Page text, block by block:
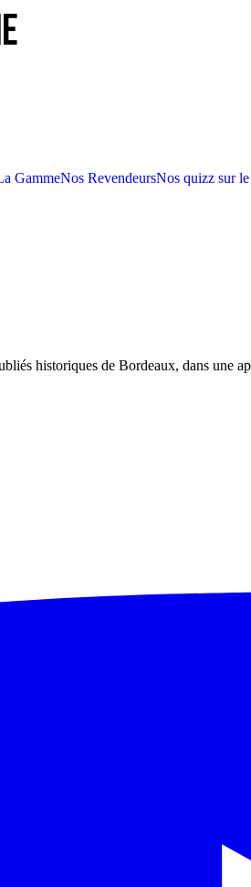
GammeNos RevendeursNos quizz sur
historiques de Bordeaux, dans une